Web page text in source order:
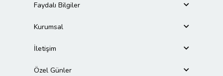
Faydalı Bilgiler
Kurumsal
İletişim
Özel Günler